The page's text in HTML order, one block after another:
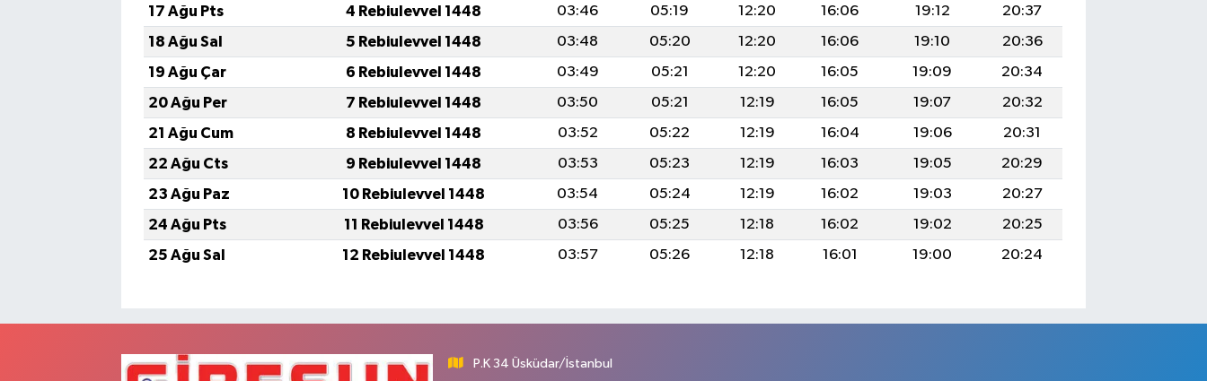
17 Ağu Pts
4 Rebiulevvel 1448 03:46 05:19 12:20 16:06 19:12
20:37
18 Ağu Sal
5 Rebiulevvel 1448 03:48 05:20 12:20 16:06 19:10
20:36
19 Ağu Çar
6 Rebiulevvel 1448 03:49 05:21 12:20 16:05 19:09
20:34
20 Ağu Per
7 Rebiulevvel 1448 03:50 05:21 12:19 16:05 19:07
20:32
21 Ağu Cum
8 Rebiulevvel 1448 03:52 05:22 12:19 16:04 19:06
20:31
22 Ağu Cts
9 Rebiulevvel 1448 03:53 05:23 12:19 16:03 19:05
20:29
23 Ağu Paz
10 Rebiulevvel 1448 03:54 05:24 12:19 16:02 19:03
20:27
24 Ağu Pts
11 Rebiulevvel 1448 03:56 05:25 12:18 16:02 19:02
20:25
25 Ağu Sal
12 Rebiulevvel 1448 03:57 05:26 12:18 16:01 19:00 20:24
P.K 34 Üsküdar/İstanbul